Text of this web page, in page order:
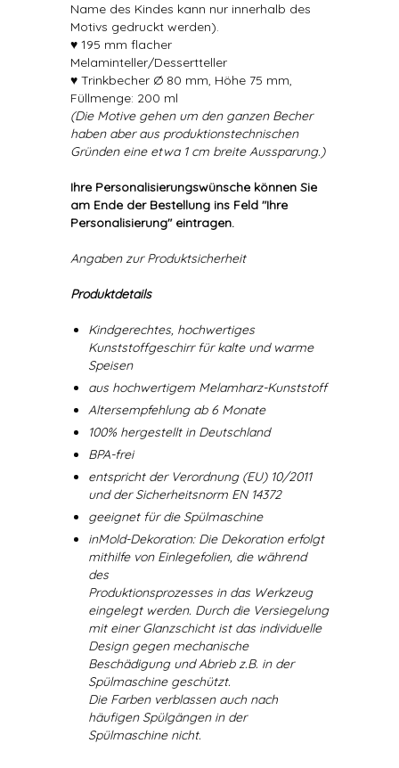
Name des Kindes kann nur innerhalb des
Motivs gedruckt werden).
♥ 195 mm flacher
Melaminteller/Dessertteller
♥ Trinkbecher Ø 80 mm, Höhe 75 mm,
Füllmenge: 200 ml
(Die Motive gehen um den ganzen Becher
haben aber aus produktionstechnischen
Gründen eine etwa 1 cm breite Aussparung.)
Ihre Personalisierungswünsche können Sie
am Ende der Bestellung ins Feld "Ihre
Personalisierung" eintragen.
Angaben zur Produktsicherheit
Produktdetails
Kindgerechtes, hochwertiges
Kunststoffgeschirr für kalte und warme
Speisen
aus hochwertigem Melamharz-Kunststoff
Altersempfehlung ab 6 Monate
100% hergestellt in Deutschland
BPA-frei
entspricht der Verordnung (EU) 10/2011
und der Sicherheitsnorm EN 14372
geeignet für die Spülmaschine
inMold-Dekoration: Die Dekoration erfolgt
mithilfe von Einlegefolien, die während
des
Produktionsprozesses in das Werkzeug
eingelegt werden. Durch die Versiegelung
mit einer Glanzschicht ist das individuelle
Design gegen mechanische
Beschädigung und Abrieb z.B. in der
Spülmaschine geschützt.
Die Farben verblassen auch nach
häufigen Spülgängen in der
Spülmaschine nicht.